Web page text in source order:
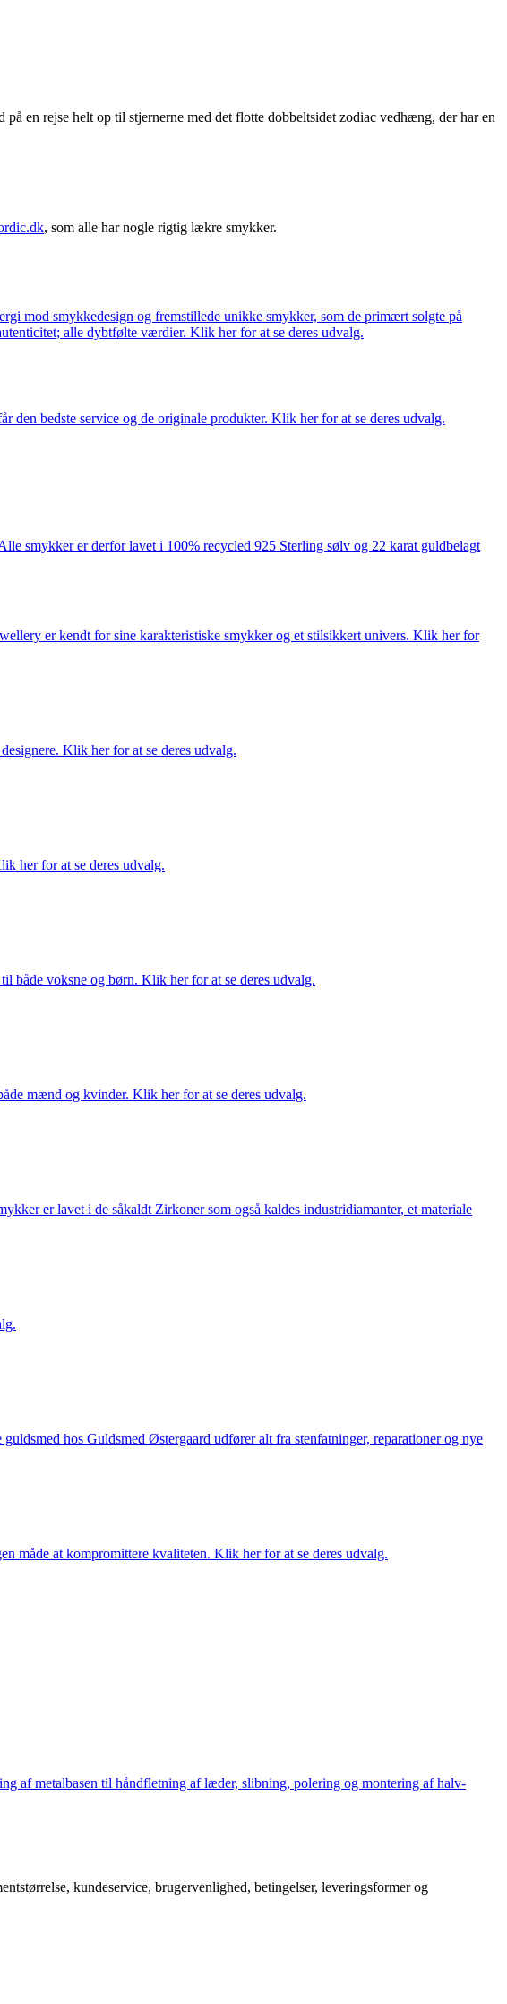
en rejse helt op til stjernerne med det flotte dobbeltsidet zodiac vedhæng, der har en
, som alle har nogle rigtig lækre smykker.
mod smykkedesign og fremstillede unikke smykker, som de primært solgte på
alle dybtfølte værdier. Klik her for at se deres udvalg.
den bedste service og de originale produkter. Klik her for at se deres udvalg.
smykker er derfor lavet i 100% recycled 925 Sterling sølv og 22 karat guldbelagt
er kendt for sine karakteristiske smykker og et stilsikkert univers. Klik her for
Klik her for at se deres udvalg.
her for at se deres udvalg.
både voksne og børn. Klik her for at se deres udvalg.
mænd og kvinder. Klik her for at se deres udvalg.
er lavet i de såkaldt Zirkoner som også kaldes industridiamanter, et materiale
hos Guldsmed Østergaard udfører alt fra stenfatninger, reparationer og nye
måde at kompromittere kvaliteten. Klik her for at se deres udvalg.
af metalbasen til håndfletning af læder, slibning, polering og montering af halv-
kundeservice, brugervenlighed, betingelser, leveringsformer og